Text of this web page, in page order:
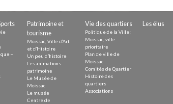
–
Patrimoine et
tourisme
Moissac, Ville d’Art
et d’Histoire
Un peu d’histoire
Les animations
patrimoine
Le Musée de
Moissac
Le musée
Centre de
Vie des quartiers
Politique de la Ville :
Moissac, ville
prioritaire
Plan de ville de
Moissac
Comités de Quartier
Histoire des
quartiers
Associations
Les élus